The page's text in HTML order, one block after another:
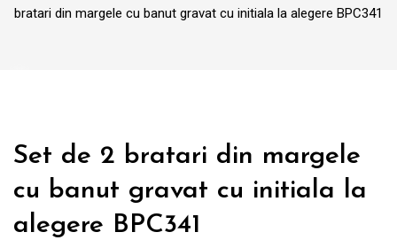
bratari din margele cu banut gravat cu initiala la alegere BPC341
Set de 2 bratari din margele
cu banut gravat cu initiala la
alegere BPC341